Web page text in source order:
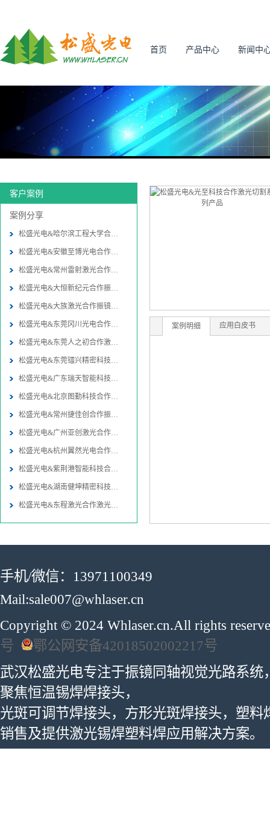
首页 产品中心 新闻中
客户案例
案例分享
松盛光电&哈尔滨工程大学合作振
松盛光电&安徽至博光电合作振镜
松盛光电&常州雷射激光合作振镜
松盛光电&大恒新纪元合作振镜同
松盛光电&大族激光合作振镜同轴
松盛光电&东莞冈川光电合作振镜
松盛光电&东莞人之初合作激光焊
松盛光电&东莞镭兴精密科技合作
松盛光电&广东瑞天智能科技合作
松盛光电&北京图勤科技合作振镜
松盛光电&常州捷佳创合作振镜同
松盛光电&广州亚创激光合作激光
松盛光电&杭州翼然光电合作激光
松盛光电&紫荆港智能科技合作激
松盛光电&湖南健坤精密科技合作
松盛光电&东程激光合作激光切割
案例明细 应用白皮书
手机/微信：13971100349
Mail:sale007@whlaser.cn
Copyright © 2024 Whlaser.cn.All rights
号
鄂公网安备42018502002217号
武汉松盛光电专注于振镜同轴视觉光路系统
聚焦恒温锡焊焊接头，
光斑可调节焊接头，方形光斑焊接头，塑料
销售及提供激光锡焊塑料焊应用解决方案。